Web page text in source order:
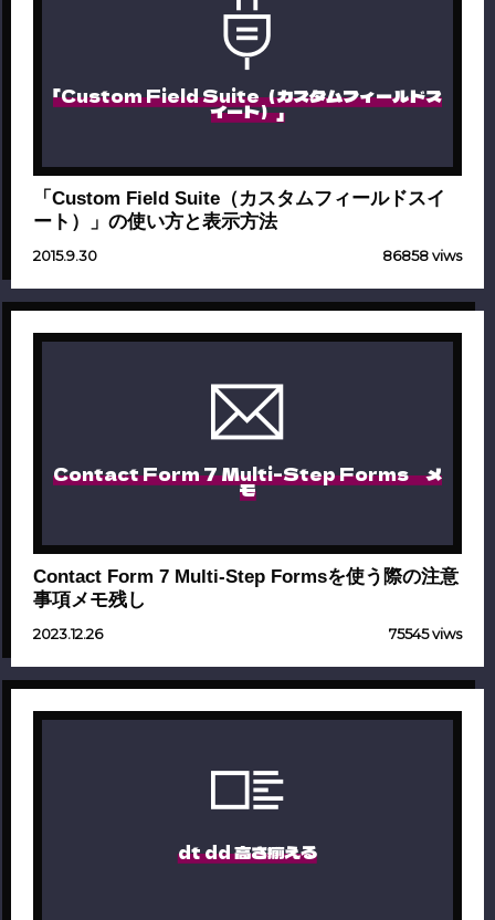
「Custom Field Suite（カスタムフィールドス
イート）」
「Custom Field Suite（カスタムフィールドスイ
ート）」の使い方と表示方法
2015.9.30 86858 viws
Contact Form 7 Multi-Step Forms メ
モ
Contact Form 7 Multi-Step Formsを使う際の注意
事項メモ残し
2023.12.26 75545 viws
dt dd 高さ揃える